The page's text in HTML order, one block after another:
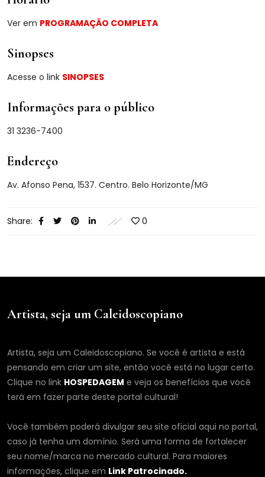
Ver em PROGRAMAÇÃO COMPLETA
Sinopses
Acesse o link SINOPSES
Informações para o público
31 3236-7400
Endereço
Av. Afonso Pena, 1537. Centro. Belo Horizonte/MG
Share: 0
Artista, seja um Caleidoscopiano
Artista, seja um Caleidoscopiano. Se você é artista e está
pensando em criar um site, então você está no lugar certo.
Clique no link HOSPEDAGEM e veja os benefícios que você
terá em fazer parte deste portal cultural!
Você também poderá divulgar seu site oficial aqui no portal,
caso já tenha um domínio. Será uma forma de fortalecer
seu nome/marca no mercado cultural. Para maiores
informações, clique em Link Patrocinado.